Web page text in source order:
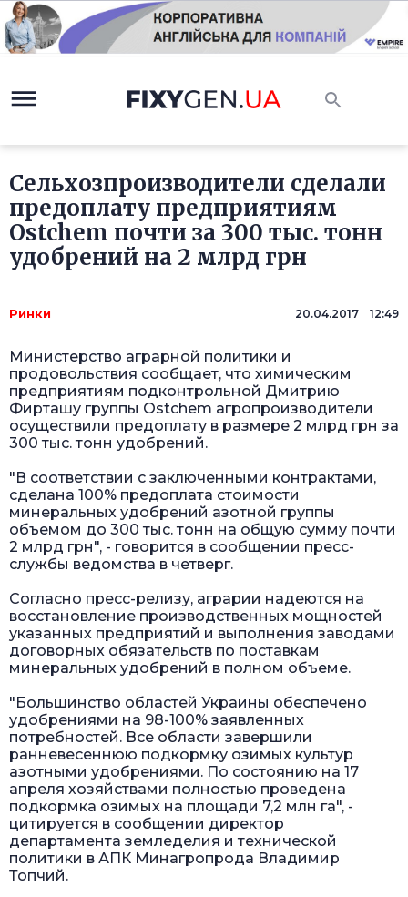
Сельхозпроизводители сделали
предоплату предприятиям
Ostchem почти за 300 тыс. тонн
удобрений на 2 млрд грн
Ринки 20.04.2017 12:49
Министерство аграрной политики и
продовольствия сообщает, что химическим
предприятиям подконтрольной Дмитрию
Фирташу группы Ostchem агропроизводители
осуществили предоплату в размере 2 млрд грн за
300 тыс. тонн удобрений.
"В соответствии с заключенными контрактами,
сделана 100% предоплата стоимости
минеральных удобрений азотной группы
объемом до 300 тыс. тонн на общую сумму почти
2 млрд грн", - говорится в сообщении пресс-
службы ведомства в четверг.
Согласно пресс-релизу, аграрии надеются на
восстановление производственных мощностей
указанных предприятий и выполнения заводами
договорных обязательств по поставкам
минеральных удобрений в полном объеме.
"Большинство областей Украины обеспечено
удобрениями на 98-100% заявленных
потребностей. Все области завершили
ранневесеннюю подкормку озимых культур
азотными удобрениями. По состоянию на 17
апреля хозяйствами полностью проведена
подкормка озимых на площади 7,2 млн га", -
цитируется в сообщении директор
департамента земледелия и технической
политики в АПК Минагропрода Владимир
Топчий.